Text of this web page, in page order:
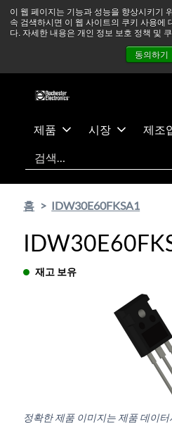
이 웹 페이지는 기능과 성능을 향상시키기
속 검색하시면 이 웹 사이트의 쿠키 사용에
다. 자세한 내용은 개인 정보 보호 정책 및
동의하기
츠
건
중동 지역 상황을 지속적으로 주
정상적으로 운영되고 있
뉴스
문
제품 시장 제조
검색
홈 IDW30E60FKSA1
재고 보유
정확한 제품 이미지는 제품 데이